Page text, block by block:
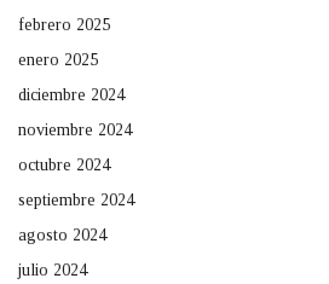
febrero 2025
enero 2025
diciembre 2024
noviembre 2024
octubre 2024
septiembre 2024
agosto 2024
julio 2024